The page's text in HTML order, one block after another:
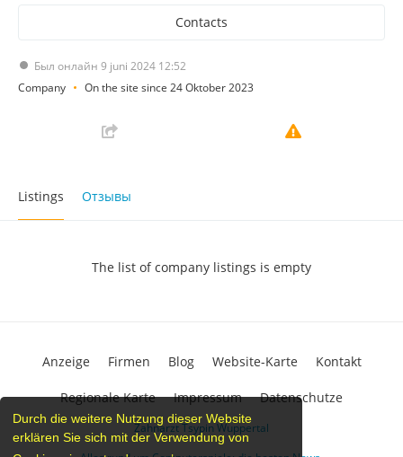
Durch die weitere Nutzung dieser Website
erklären Sie sich mit der Verwendung von
Contacts
Был онлайн 9 juni 2024 12:52
Company
On the site since 24 Oktober 2023
Listings Отзывы
The list of company listings is empty
Zahnarzt Tsypin Wuppertal
Anzeige Firmen Blog Website-Karte Kontakt
Regionale Karte Impressum Datenschutze